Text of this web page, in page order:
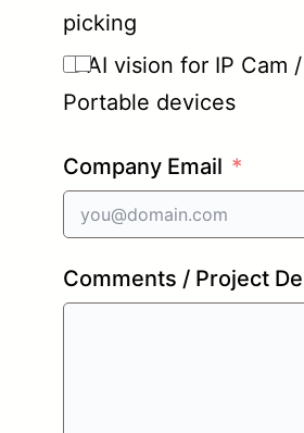
picking
AI vision for IP Cam
Portable devices
Company Email
Comments / Project